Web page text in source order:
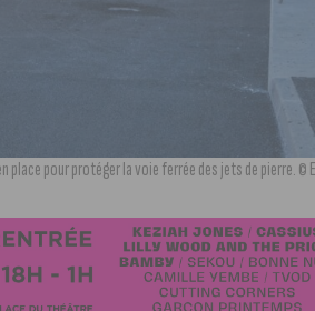
pour protéger la voie ferrée des jets de pierre. ©